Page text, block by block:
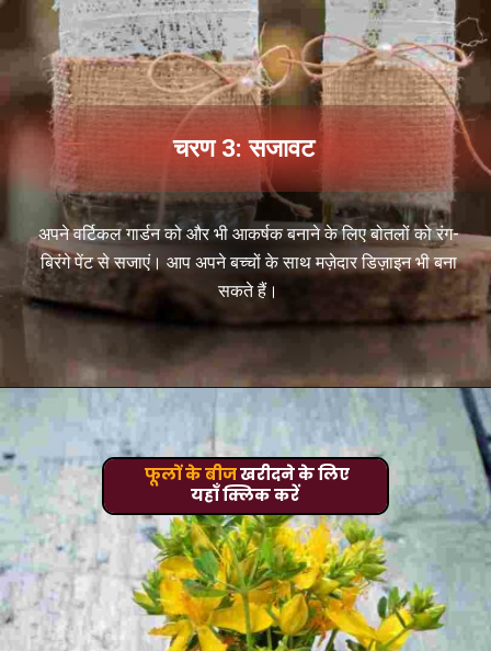
अपने वर्टिकल गार्डन को और भी आकर्षक बनाने के लिए बोतलों को रंग-
बिरंगे पेंट से सजाएं। आप अपने बच्चों के साथ मज़ेदार डिज़ाइन भी बना
सकते हैं।
चरण 3: सजावट
फूलों के बीजखरीदने के लिए
यहाँ क्लिक करें